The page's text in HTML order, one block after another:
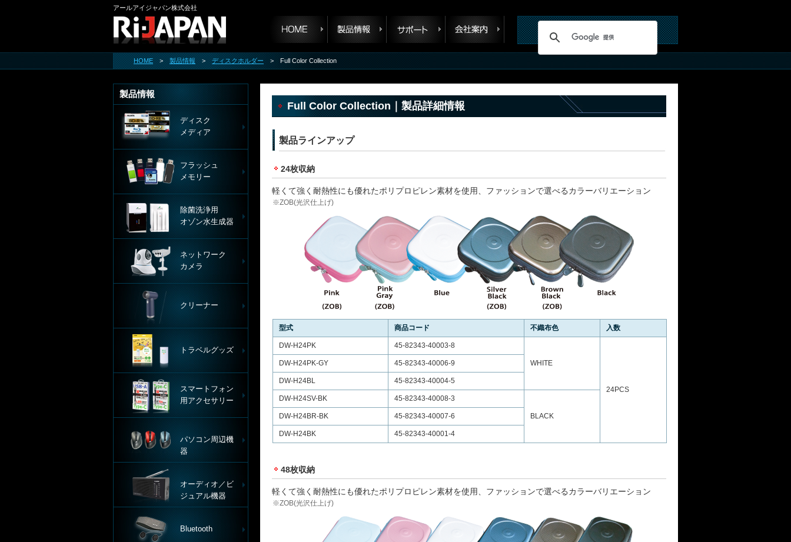
HOME > 製品情報 > ディスクホルダー > Full Color Collection
Full Color Collection｜製品詳細情報
製品ラインアップ
24枚収納
軽くて強く耐熱性にも優れたポリプロピレン素材を使用、ファッションで選べるカラーバリエーション
※ZOB(光沢仕上げ)
型式 商品コード 不織布色 入数
DW-H24PK 45-82343-40003-8
WHITE
24PCS
DW-H24PK-GY 45-82343-40006-9
DW-H24BL 45-82343-40004-5
DW-H24SV-BK 45-82343-40008-3
BLACK
DW-H24BR-BK 45-82343-40007-6
DW-H24BK 45-82343-40001-4
48枚収納
軽くて強く耐熱性にも優れたポリプロピレン素材を使用、ファッションで選べるカラーバリエーション
※ZOB(光沢仕上げ)
製品情報
ディスク
メディア
フラッシュ
メモリー
除菌洗浄用
オゾン水生成器
ネットワーク
カメラ
クリーナー
トラベルグッズ
スマートフォン
用アクセサリー
パソコン周辺機
器
オーディオ／ビ
ジュアル機器
Bluetooth
アールアイジャパン株式会社